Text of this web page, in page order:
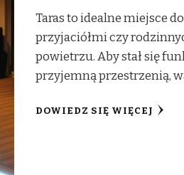
Taras to idealne miejsce
przyjaciółmi czy
powietrzu. Aby stał się
przyjemną przestrzenią,
DOWIEDZ SIĘ WIĘCEJ